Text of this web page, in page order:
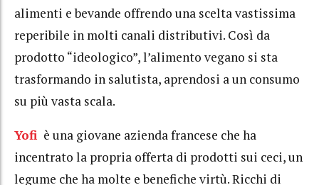
alimenti e bevande offrendo una scelta vastissima
reperibile in molti canali distributivi. Così da
prodotto “ideologico”, l’alimento vegano si sta
trasformando in salutista, aprendosi a un consumo
su più vasta scala.
Yofi è una giovane azienda francese che ha
incentrato la propria offerta di prodotti sui ceci, un
legume che ha molte e benefiche virtù. Ricchi di